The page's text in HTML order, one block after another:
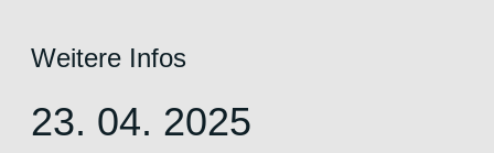
Weitere Infos
23. 04. 2025